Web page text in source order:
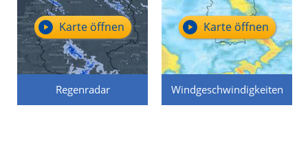
Regenradar
Karte öffnen
Windgeschwindigkeiten
Karte öffnen